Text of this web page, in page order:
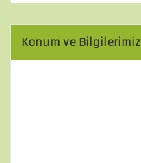
Konum ve Bilgilerimiz